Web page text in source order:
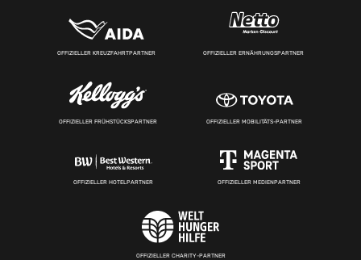
OFFIZIELLER KREUZFAHRTPARTNER OFFIZIELLER ERNÄHRUNGSPARTNER
OFFIZIELLER FRÜHSTÜCKSPARTNER OFFIZIELLER MOBILITÄTS-PARTNER
OFFIZIELLER HOTELPARTNER OFFIZIELLER MEDIENPARTNER
OFFIZIELLER CHARITY-PARTNER